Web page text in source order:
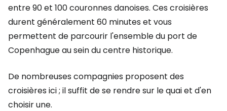
entre 90 et 100 couronnes danoises. Ces croisières
durent généralement 60 minutes et vous
permettent de parcourir l'ensemble du port de
Copenhague au sein du centre historique.
De nombreuses compagnies proposent des
croisières ici ; il suffit de se rendre sur le quai et d'en
choisir une.